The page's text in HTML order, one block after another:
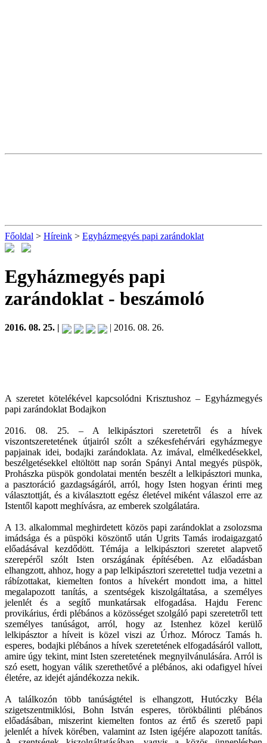
Főoldal > Híreink > Egyházmegyés papi zarándoklat
Egyházmegyés papi
zarándoklat - beszámoló
2016. 08. 25. | | 2016. 08. 26.
A szeretet kötelékével kapcsolódni Krisztushoz – Egyházmegyés
papi zarándoklat Bodajkon
2016. 08. 25. – A lelkipásztori szeretetről és a hívek
viszontszeretetének útjairól szólt a székesfehérvári egyházmegye
papjainak idei, bodajki zarándoklata. Az imával, elmélkedésekkel,
beszélgetésekkel eltöltött nap során Spányi Antal megyés püspök,
Prohászka püspök gondolatai mentén beszélt a lelkipásztori munka,
a pasztoráció gazdagságáról, arról, hogy Isten hogyan érinti meg
választottját, és a kiválasztott egész életével miként válaszol erre az
Istentől kapott meghívásra, az emberek szolgálatára.
A 13. alkalommal meghirdetett közös papi zarándoklat a zsolozsma
imádsága és a püspöki köszöntő után Ugrits Tamás irodaigazgató
előadásával kezdődött. Témája a lelkipásztori szeretet alapvető
szerepéről szólt Isten országának építésében. Az előadásban
elhangzott, ahhoz, hogy a pap lelkipásztori szeretettel tudja vezetni a
rábízottakat, kiemelten fontos a hívekért mondott ima, a hittel
megalapozott tanítás, a szentségek kiszolgáltatása, a személyes
jelenlét és a segítő munkatársak elfogadása. Hajdu Ferenc
provikárius, érdi plébános a közösséget szolgáló papi szeretetről tett
személyes tanúságot, arról, hogy az Istenhez közel kerülő
lelkipásztor a híveit is közel viszi az Úrhoz. Mórocz Tamás h.
esperes, bodajki plébános a hívek szeretetének elfogadásáról vallott,
amire úgy tekint, mint Isten szeretetének megnyilvánulására. Arról is
szó esett, hogyan válik szerethetővé a plébános, aki odafigyel hívei
életére, az idejét ajándékozza nekik.
A találkozón több tanúságtétel is elhangzott, Hutóczky Béla
szigetszentmiklósi, Bohn István esperes, törökbálinti plébános
előadásában, miszerint kiemelten fontos az értő és szerető papi
jelenlét a hívek körében, valamint az Isten igéjére alapozott tanítás.